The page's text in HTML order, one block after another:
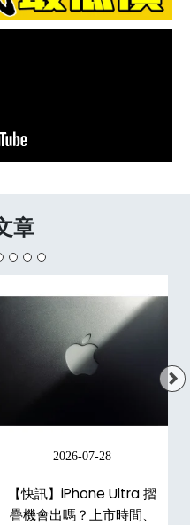
章
2026-07-28
【快訊】iPhone Ultra 摺
疊機會出嗎？上市時間、